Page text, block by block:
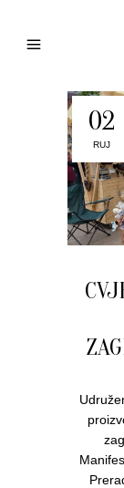
02
RUJ